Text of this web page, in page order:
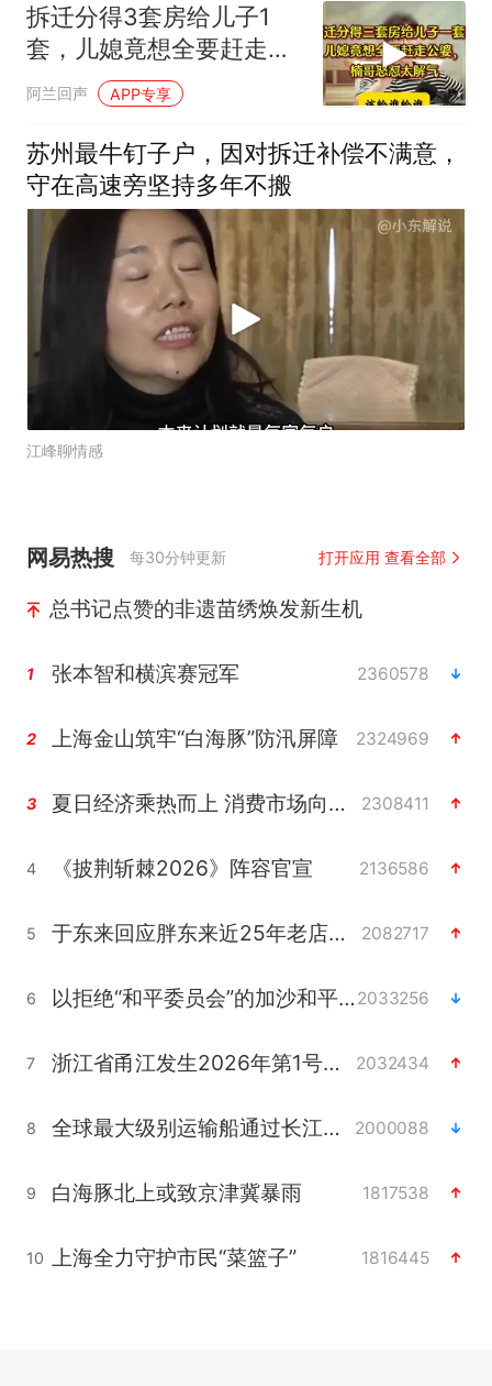
拆迁分得3套房给儿子1
套，儿媳竟想全要赶走公
婆，楠哥怒怼太解气
阿兰回声 APP专享
苏州最牛钉子户，因对拆迁补偿不满意，
守在高速旁坚持多年不搬
江峰聊情感
网易热搜 每30分钟更新 打开应用 查看全部
总书记点赞的非遗苗绣焕发新生机
1 张本智和横滨赛冠军 2360578
2 上海金山筑牢“白海豚”防汛屏障 2324969
3 夏日经济乘热而上 消费市场向新而行 2308411
4 《披荆斩棘2026》阵容官宣 2136586
5 于东来回应胖东来近25年老店年底关闭 2082717
6 以拒绝“和平委员会”的加沙和平计划2033256
7 浙江省甬江发生2026年第1号洪水 2032434
8 全球最大级别运输船通过长江大桥 2000088
9 白海豚北上或致京津冀暴雨 1817538
10 上海全力守护市民“菜篮子” 1816445